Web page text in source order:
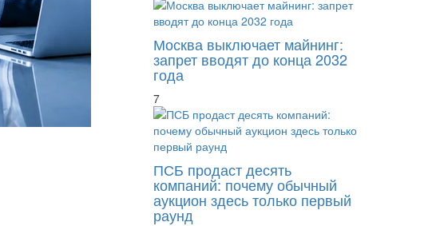
Москва выключает майнинг:
запрет вводят до конца 2032
года
7
ПСБ продаст десять
компаний: почему обычный
аукцион здесь только первый
раунд